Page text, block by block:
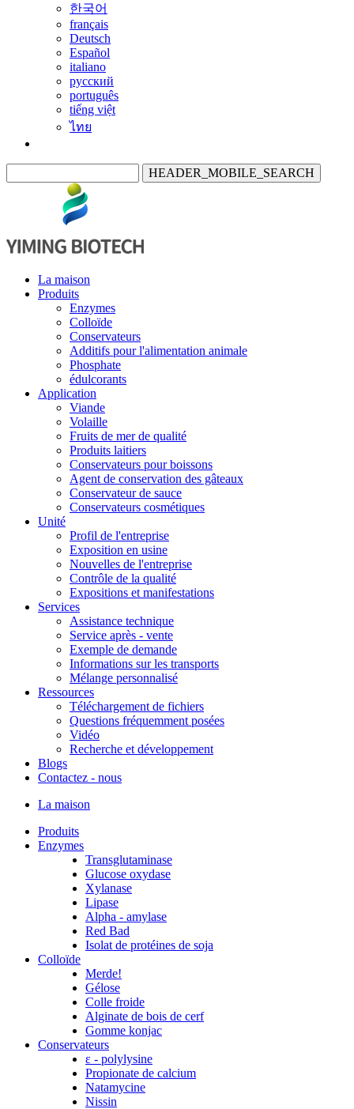
한국어
français
Deutsch
Español
italiano
русский
português
tiếng việt
ไทย
HEADER_MOBILE_SEARCH
La maison
Produits
Enzymes
Colloïde
Conservateurs
Additifs pour l'alimentation animale
Phosphate
édulcorants
Application
Viande
Volaille
Fruits de mer de qualité
Produits laitiers
Conservateurs pour boissons
Agent de conservation des gâteaux
Conservateur de sauce
Conservateurs cosmétiques
Unité
Profil de l'entreprise
Exposition en usine
Nouvelles de l'entreprise
Contrôle de la qualité
Expositions et manifestations
Services
Assistance technique
Service après - vente
Exemple de demande
Informations sur les transports
Mélange personnalisé
Ressources
Téléchargement de fichiers
Questions fréquemment posées
Vidéo
Recherche et développement
Blogs
Contactez - nous
La maison
Produits
Enzymes
Transglutaminase
Glucose oxydase
Xylanase
Lipase
Alpha - amylase
Red Bad
Isolat de protéines de soja
Colloïde
Merde!
Gélose
Colle froide
Alginate de bois de cerf
Gomme konjac
Conservateurs
ε - polylysine
Propionate de calcium
Natamycine
Nissin